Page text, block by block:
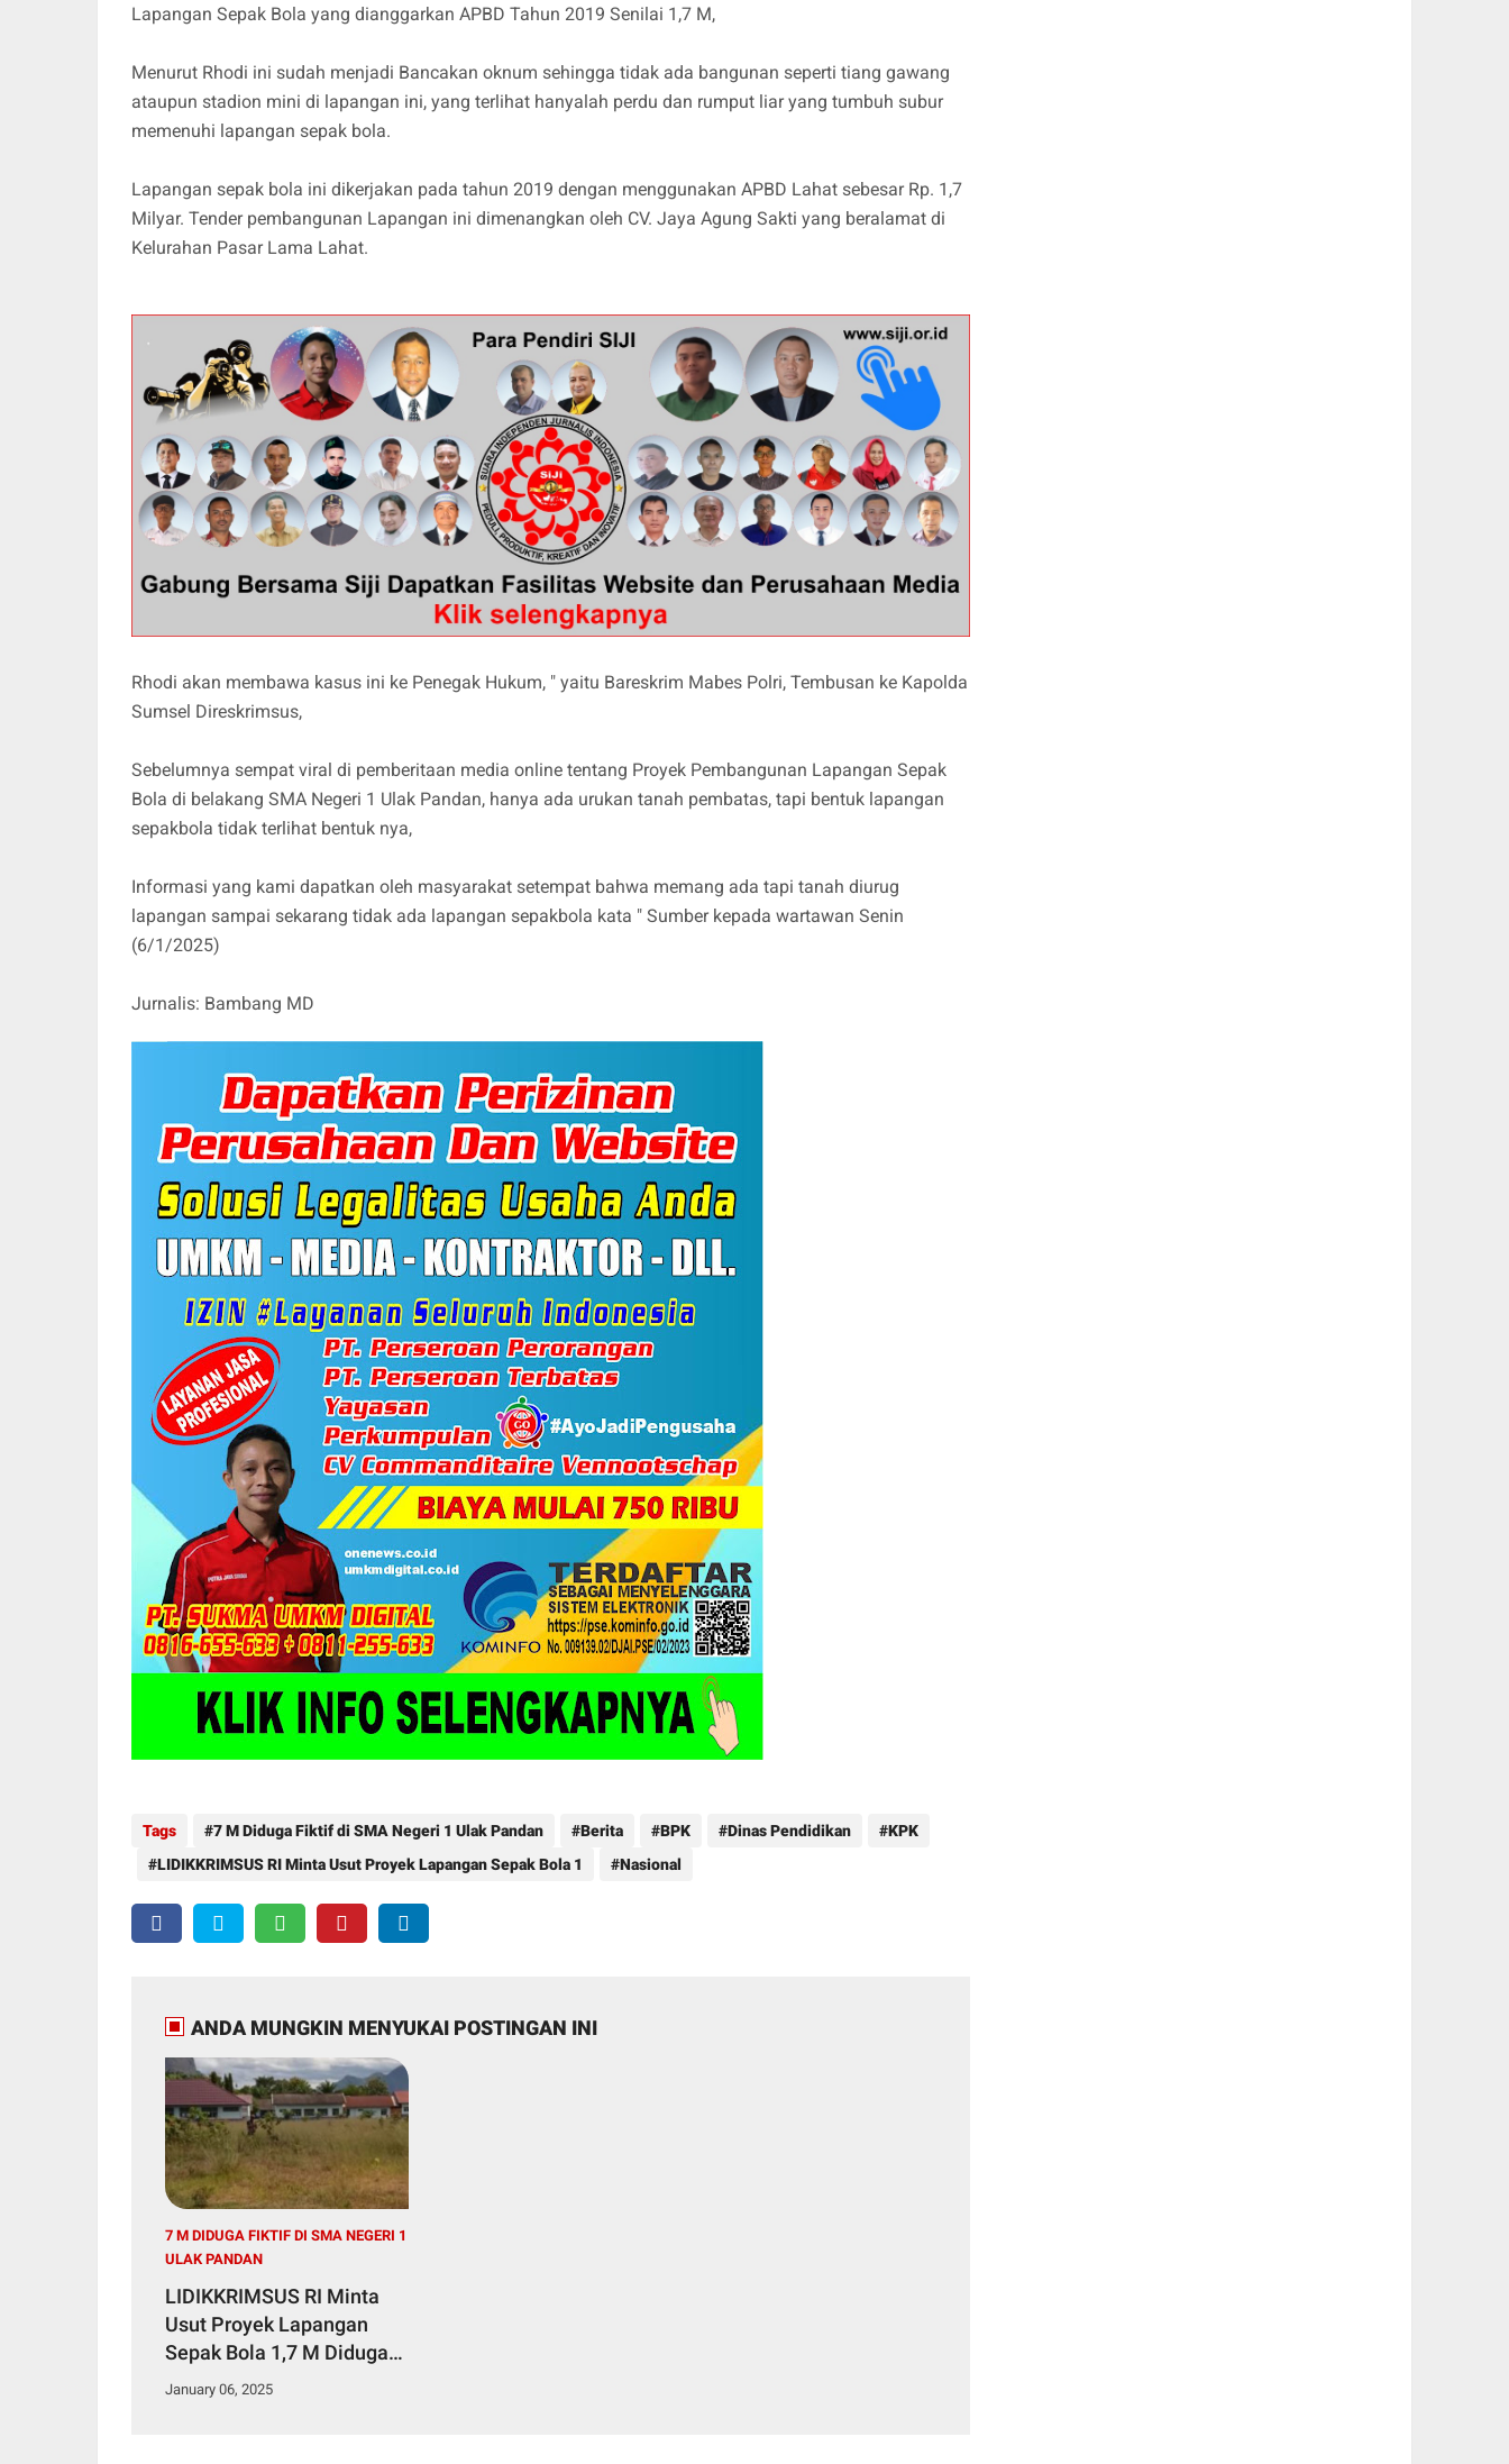
Lapangan Sepak Bola yang dianggarkan APBD Tahun 2019 Senilai 1,7 M,
Menurut Rhodi ini sudah menjadi Bancakan oknum sehingga tidak ada bangunan seperti tiang gawang
ataupun stadion mini di lapangan ini, yang terlihat hanyalah perdu dan rumput liar yang tumbuh subur
memenuhi lapangan sepak bola.
Lapangan sepak bola ini dikerjakan pada tahun 2019 dengan menggunakan APBD Lahat sebesar Rp. 1,7
Milyar. Tender pembangunan Lapangan ini dimenangkan oleh CV. Jaya Agung Sakti yang beralamat di
Kelurahan Pasar Lama Lahat.
Rhodi akan membawa kasus ini ke Penegak Hukum, " yaitu Bareskrim Mabes Polri, Tembusan ke Kapolda
Sumsel Direskrimsus,
Sebelumnya sempat viral di pemberitaan media online tentang Proyek Pembangunan Lapangan Sepak
Bola di belakang SMA Negeri 1 Ulak Pandan, hanya ada urukan tanah pembatas, tapi bentuk lapangan
sepakbola tidak terlihat bentuk nya,
Informasi yang kami dapatkan oleh masyarakat setempat bahwa memang ada tapi tanah diurug
lapangan sampai sekarang tidak ada lapangan sepakbola kata " Sumber kepada wartawan Senin
(6/1/2025)
Jurnalis: Bambang MD
Tags 7 M Diduga Fiktif di SMA Negeri 1 Ulak Pandan Berita BPK Dinas Pendidikan
KPK
LIDIKKRIMSUS RI Minta Usut Proyek Lapangan Sepak Bola 1
Nasional
ANDA MUNGKIN MENYUKAI POSTINGAN INI
7 M DIDUGA FIKTIF DI SMA NEGERI 1
ULAK PANDAN
LIDIKKRIMSUS RI Minta
Usut Proyek Lapangan
Sepak Bola 1,7 M Diduga
Fiktif di SMA Negeri 1 Ulak
January 06, 2025